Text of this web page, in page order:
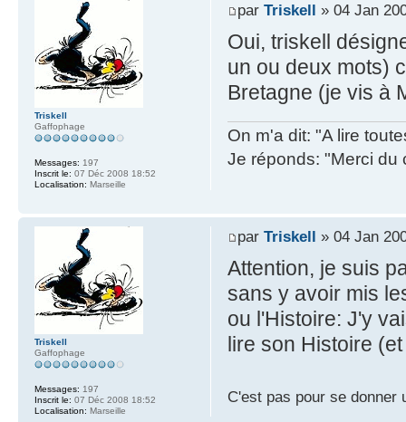
par Triskell » 04 Jan
Oui, triskell
un ou deux mots)
Bretagne (je vis à
On m'a dit: "A lire
Je réponds: "Merci du
Triskell
Gaffophage
Messages: 197
Inscrit le: 07 Déc 2008 18:52
Localisation: Marseille
par Triskell » 04 Jan
Attention, je suis
sans y avoir mis
ou l'Histoire: J'y
lire son Histoire
C'est pas pour se donner
Triskell
Gaffophage
Messages: 197
Inscrit le: 07 Déc 2008 18:52
Localisation: Marseille